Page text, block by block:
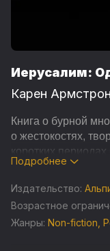
Иерусалим:
Карен
Книга о бурной
о жестокостях,
коротких
Армстронг
исследование,
христианство и
Подробнее
Издательство:
Возрастное
Жанры: Non-fiction